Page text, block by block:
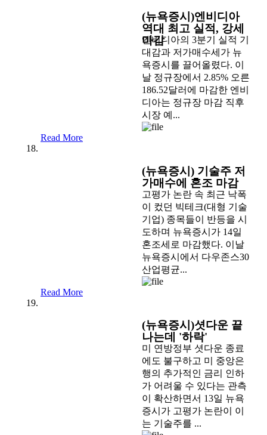
(뉴욕증시)엔비디아
역대 최고 실적, 강세
마감
엔비디아의 3분기 실적 기
대감과 저가매수세가 뉴
욕증시를 끌어올렸다. 이
날 정규장에서 2.85% 오른
186.52달러에 마감한 엔비
디아는 정규장 마감 직후
시장 예...
Read More
(뉴욕증시) 기술주 저
가매수에 혼조 마감
고평가 논란 속 최근 낙폭
이 컸던 빅테크(대형 기술
기업) 종목들이 반등을 시
도하며 뉴욕증시가 14일
혼조세로 마감했다. 이날
뉴욕증시에서 다우존스30
산업평균...
Read More
(뉴욕증시)셧다운 끝
나는데 '하락'
미 연방정부 셧다운 종료
에도 불구하고 미 중앙은
행의 추가적인 금리 인하
가 어려울 수 있다는 관측
이 확산하면서 13일 뉴욕
증시가 고평가 논란이 이
는 기술주를 ...